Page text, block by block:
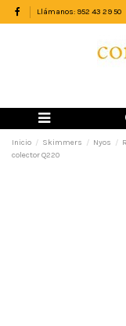
Llámanos: 952 43 29 50
Inicio Skimmers Nyos
colector Q220